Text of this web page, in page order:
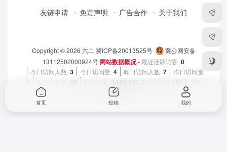
友链申请 免责声明 广告合作 关于我们
Copyright © 2026 六二 冀ICP备20013525号
冀公网安备
13112502000924号 网站数据概况 -最近活跃访客 0
今日访问人数 3 今日访问量 4 昨日访问人数 7 昨日访问量
时 25分 35秒
首页 投稿 我的